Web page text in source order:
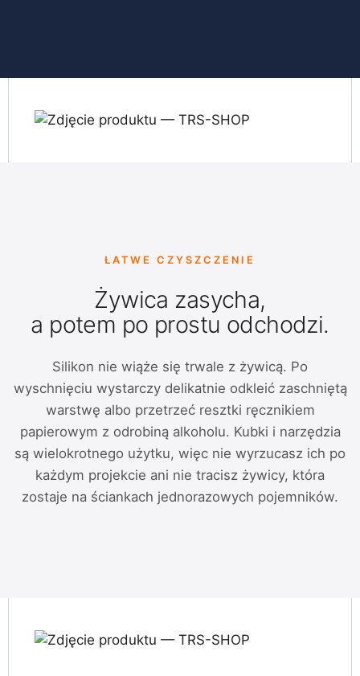
ŁATWE CZYSZCZENIE
Żywica zasycha,
a potem po prostu odchodzi.
Silikon nie wiąże się trwale z żywicą. Po
wyschnięciu wystarczy delikatnie odkleić zaschniętą
warstwę albo przetrzeć resztki ręcznikiem
papierowym z odrobiną alkoholu. Kubki i narzędzia
są wielokrotnego użytku, więc nie wyrzucasz ich po
każdym projekcie ani nie tracisz żywicy, która
zostaje na ściankach jednorazowych pojemników.